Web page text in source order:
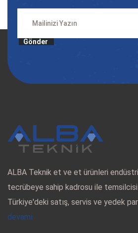
Gönder
ALBA Teknik et ve et ürünleri
tecrübeye sahip kadrosu ile temsilcisi
Türkiye'deki satış, servis ve yedek
devamı